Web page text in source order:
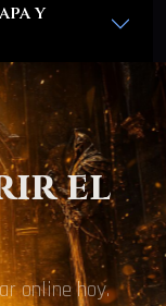
y
el
online hoy.